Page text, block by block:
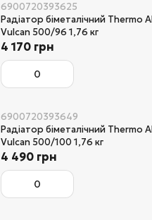
6900720393625
Радіатор біметалічний Thermo
Vulcan 500/96 1,76 кг
4 170 грн
6900720393649
Радіатор біметалічний Thermo
Vulcan 500/100 1,76 кг
4 490 грн